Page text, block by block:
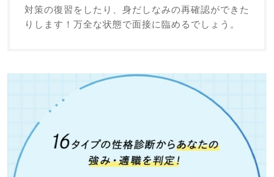
対策の復習をしたり、身だしなみの再確認ができた
りします！万全な状態で面接に臨めるでしょう。